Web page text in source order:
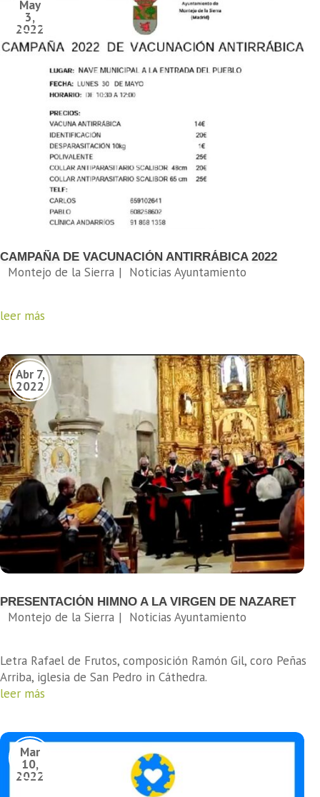
CAMPAÑA DE VACUNACIÓN ANTIRRÁBICA 2022
leer más
PRESENTACIÓN HIMNO A LA VIRGEN DE NAZARET
Letra Rafael de Frutos, composición Ramón Gil, coro Peñas
Arriba, iglesia de San Pedro in Cáthedra.
leer más